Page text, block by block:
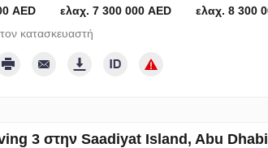
AED
ελαχ. 7 300 000 AED
ελαχ. 8 300
κατασκευαστή
3 στην Saadiyat Island, Abu